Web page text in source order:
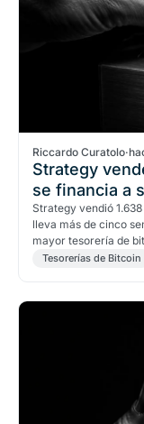
Riccardo Curatolo·
Strategy
se financia a
Strategy vendió
lleva más de cinco
mayor tesorería de
Tesorerías de Bitcoin